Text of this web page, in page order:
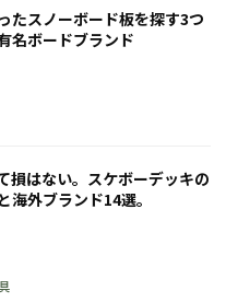
たスノーボード板を探す3つ
名ボードブランド
損はない。スケボーデッキの
海外ブランド14選。